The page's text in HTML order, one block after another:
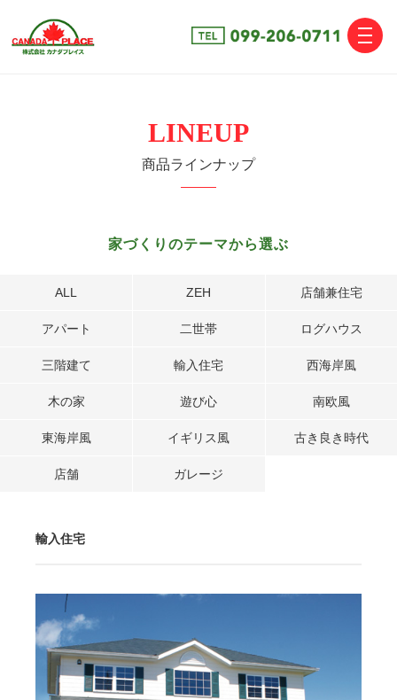
toggle
LINEUP
商品ラインナップ
家づくりのテーマから選ぶ
ALL ZEH 店舗兼住宅
アパート 二世帯 ログハウス
三階建て 輸入住宅 西海岸風
木の家 遊び心 南欧風
東海岸風 イギリス風 古き良き時代
店舗 ガレージ
輸入住宅